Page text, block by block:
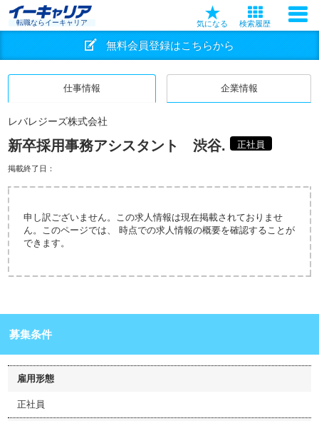
転職ならイーキャリア 気になる 検索履歴
無料会員登録はこちらから
仕事情報 企業情報
レバレジーズ株式会社
新卒採用事務アシスタント 渋谷. 正社員
掲載終了日：
申し訳ございません。この求人情報は現在掲載されておりませ
ん。このページでは、 時点での求人情報の概要を確認することが
できます。
募集条件
雇用形態
正社員